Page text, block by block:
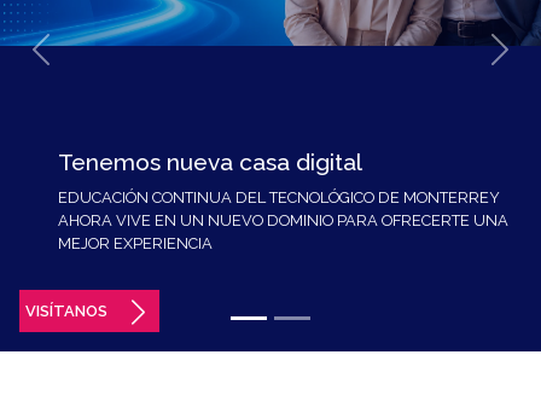
Tenemos nueva casa digital
EDUCACIÓN CONTINUA DEL TECNOLÓGICO DE MONTERREY
AHORA VIVE EN UN NUEVO DOMINIO PARA OFRECERTE UNA
MEJOR EXPERIENCIA
VISÍTANOS
Previous Next